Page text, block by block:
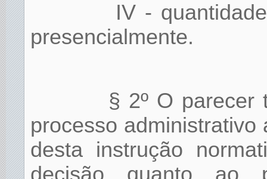
IV -
presencialmente.
§ 2º O parecer
processo administrativo
desta instrução
decisão quanto ao